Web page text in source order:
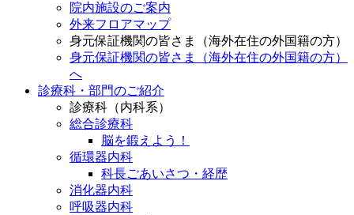
院内施設のご案内
外来フロアマップ
身元保証機関の皆さま（海外在住の外国籍の方）
身元保証機関の皆さま（海外在住の外国籍の方）
へ
診療科・部門のご紹介
診療科（内科系）
総合診療科
脳を鍛えよう！
循環器内科
科長ごあいさつ・経歴
消化器内科
呼吸器内科